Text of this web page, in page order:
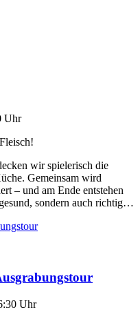
Uhr
wir spielerisch die
Gemeinsam wird
– und am Ende entstehen
sondern auch richtig…
Uhr